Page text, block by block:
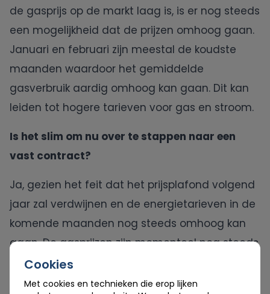
Cookies
Met cookies en technieken die erop lijken
de gasprijs op de markt laag is, is er nog steeds
een mogelijkheid dat de prijzen omhoog gaan.
Januari en februari zijn meestal de koudste
maanden waardoor het gemiddelde
gasverbruik aardig omhoog kan gaan. Dit kan
leiden tot hogere tarieven voor gas en stroom.
Is het slim om nu over te stappen naar een
vast contract?
Ja, gezien het feit dat het prijsplafond volgend
jaar zal verdwijnen en de energietarieven in de
komende maanden nog steeds omhoog kan
gaan. De gasprijzen zijn momenteel nog steeds
erg laag voor de wintermaanden en
energieleveranciers bieden deze maand nog